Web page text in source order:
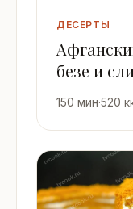
ДЕСЕРТЫ
безе и
150 мин·520